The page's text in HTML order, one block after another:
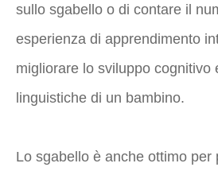
sullo sgabello o di contare il
esperienza di apprendimento
migliorare lo sviluppo cognitivo
linguistiche di un bambino.
Lo sgabello è anche ottimo per